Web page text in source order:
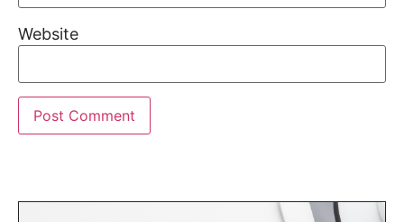
Website